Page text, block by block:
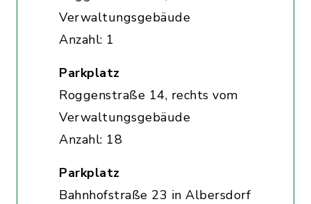
Verwaltungsgebäude
Anzahl: 1
Parkplatz
Roggenstraße 14, rechts vom
Verwaltungsgebäude
Anzahl: 18
Parkplatz
Bahnhofstraße 23 in Albersdorf